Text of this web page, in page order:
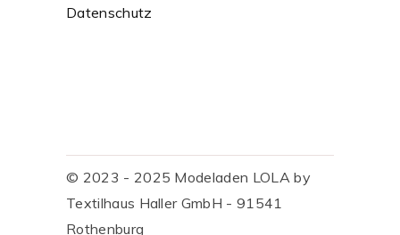
Datenschutz
© 2023 - 2025 Modeladen LOLA by
Textilhaus Haller GmbH - 91541
Rothenburg